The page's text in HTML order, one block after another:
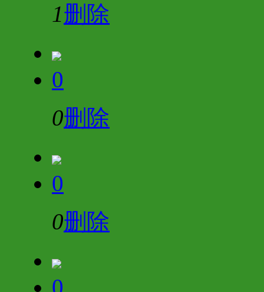
1删除
0
0删除
0
0删除
0